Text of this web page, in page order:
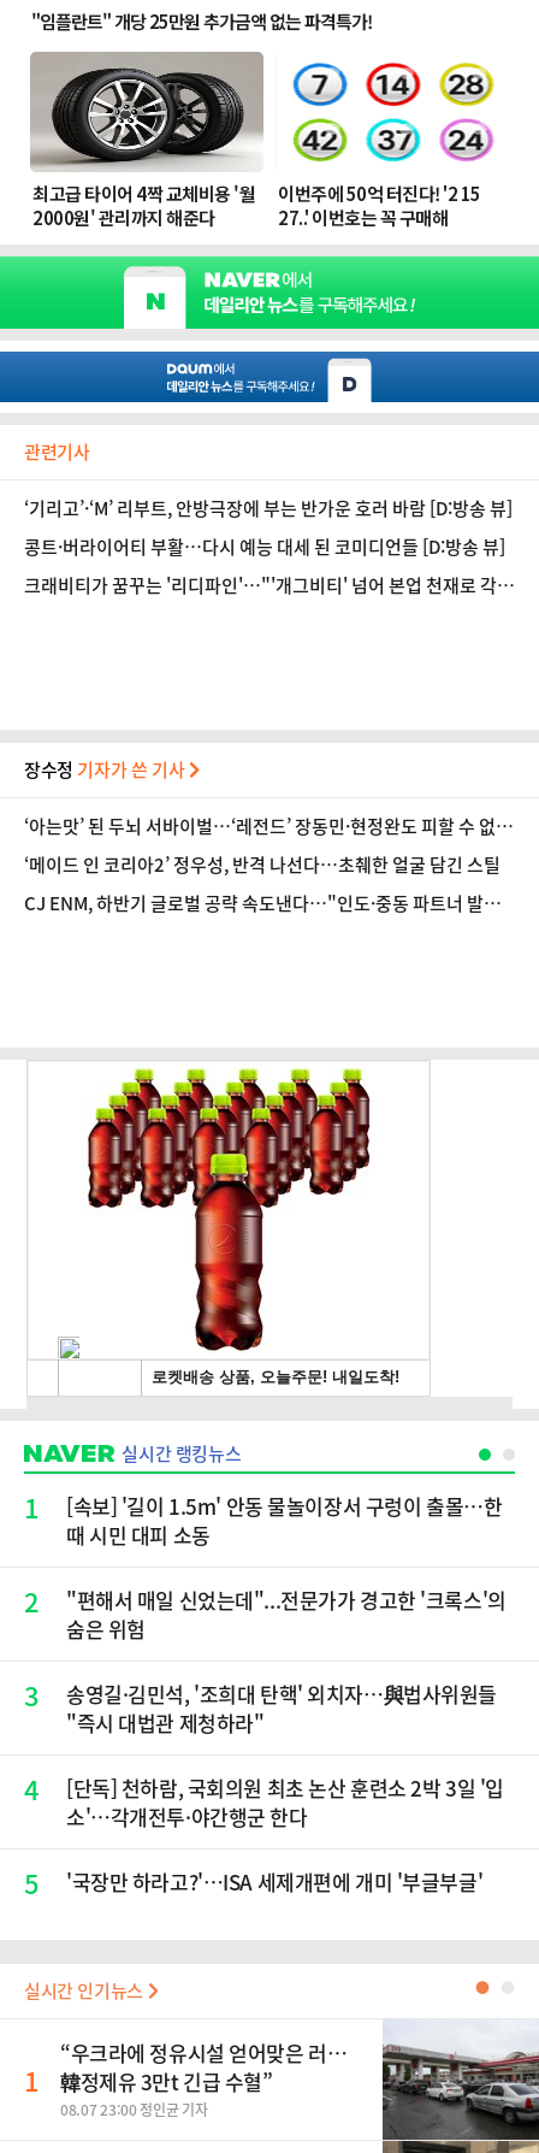
관련기사
‘기리고’·‘M’ 리부트, 안방극장에 부는 반가운 호러 바람 [D:방송 뷰]
콩트·버라이어티 부활…다시 예능 대세 된 코미디언들 [D:방송 뷰]
크래비티가 꿈꾸는 '리디파인'…"'개그비티' 넘어 본업 천재로 각인
장수정 기자가 쓴 기사
‘아는맛’ 된 두뇌 서바이벌…‘레전드’ 장동민·현정완도 피할 수 없
는 과제 [방송 뷰]
‘메이드 인 코리아2’ 정우성, 반격 나선다…초췌한 얼굴 담긴 스틸
CJ ENM, 하반기 글로벌 공략 속도낸다…"인도·중동 파트너 발
실시간 랭킹뉴스
1
[속보] '길이 1.5m' 안동 물놀이장서 구렁이 출몰…한
때 시민 대피 소동
2
"편해서 매일 신었는데"...전문가가 경고한 '크록스'의
숨은 위험
3
송영길·김민석, '조희대 탄핵' 외치자…與법사위원들
"즉시 대법관 제청하라"
4
[단독] 천하람, 국회의원 최초 논산 훈련소 2박 3일 '입
소'…각개전투·야간행군 한다
5 '국장만 하라고?'…ISA 세제개편에 개미 '부글부글'
실시간 인기뉴스 ●
1
“우크라에 정유시설 얻어맞은 러…
韓정제유 3만t 긴급 수혈”
08.07 23:00 정인균 기자